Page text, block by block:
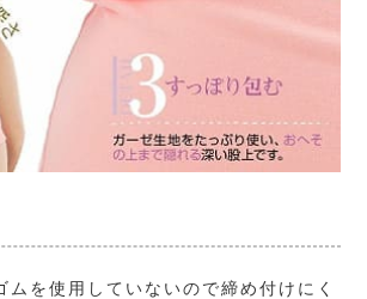
ムを使用していないので締め付けにく